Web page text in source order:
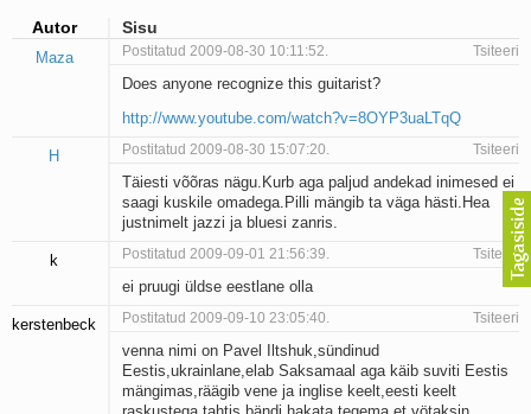
Aeg
Oota mind
Ih-ih-hii ja ah-ah-haa
Päikeselapsed
Laul võimalusest
Luigelaul
Nii vaikseks kõik on jäänud
Mis saab sellest loomusevalust
Ei mullast
Avanemine
Laul teost
Põhi, lõuna, ida, lääs
Elupõline kaja
Omaette
Perekondlik
Autor Sisu
Maza Postitatud 2009-08-30 10:11:52. Tsiteeri
Does anyone recognize this guitarist?
http://www.youtube.com/watch?v=8OYP3uaLTqQ
H Postitatud 2009-08-30 15:07:20. Tsiteeri
Täiesti võõras nägu.Kurb aga paljud andekad inimesed ei
saagi kuskile omadega.Pilli mängib ta väga hästi.Hea
justnimelt jazzi ja bluesi zanris.
k Postitatud 2009-09-01 21:56:39. Tsiteeri
ei pruugi üldse eestlane olla
kerstenbeck Postitatud 2009-09-10 23:05:40. Tsiteeri
venna nimi on Pavel Iltshuk,sündinud
Eestis,ukrainlane,elab Saksamaal aga käib suviti Eestis
mängimas,räägib vene ja inglise keelt,eesti keelt